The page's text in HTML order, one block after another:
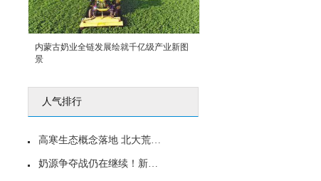
内蒙古奶业全链发展绘就千亿级产业新图
景
人气排行
高寒生态概念落地 北大荒完达山展“国粉梦之队”风采
奶源争夺战仍在继续！新乳业拟5840万美元入股澳亚投资